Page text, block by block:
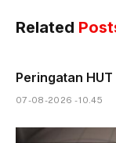
Related
Peringatan HUT
07-08-2026 - 10.45